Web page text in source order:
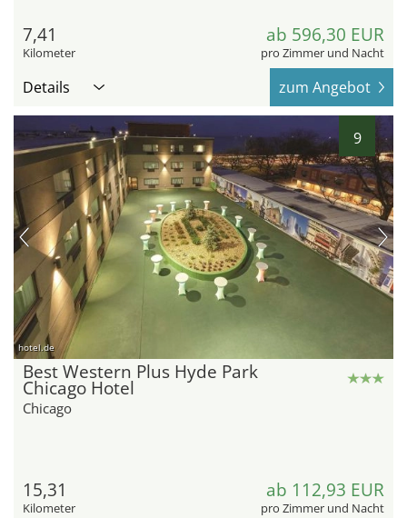
7,41
Kilometer
ab 596,30 EUR
pro Zimmer und Nacht
Details zum Angebot
9
hotel.de
Best Western Plus Hyde Park
Chicago Hotel
Chicago
15,31
Kilometer
ab 112,93 EUR
pro Zimmer und Nacht